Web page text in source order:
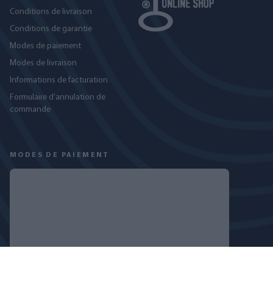
Conditions de livraison
Conditions de garantie
Modes de paiement
Modes de livraison
Informations de facturation
Formulaire d’annulation de
commande
MODES DE PAIEMENT